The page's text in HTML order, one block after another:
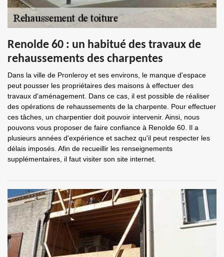
Renolde 60 : un habitué des travaux de
rehaussements des charpentes
Dans la ville de Pronleroy et ses environs, le manque d'espace
peut pousser les propriétaires des maisons à effectuer des
travaux d'aménagement. Dans ce cas, il est possible de réaliser
des opérations de rehaussements de la charpente. Pour effectuer
ces tâches, un charpentier doit pouvoir intervenir. Ainsi, nous
pouvons vous proposer de faire confiance à Renolde 60. Il a
plusieurs années d'expérience et sachez qu'il peut respecter les
délais imposés. Afin de recueillir les renseignements
supplémentaires, il faut visiter son site internet.